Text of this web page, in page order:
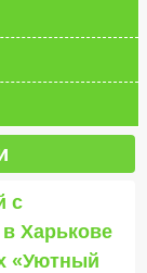
с
Харькове
«Уютный